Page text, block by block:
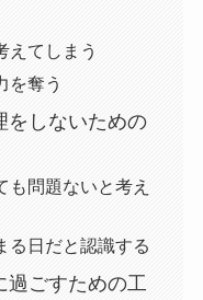
えてしまう
を奪う
をしないための
も問題ないと考え
る日だと認識する
過ごすための工